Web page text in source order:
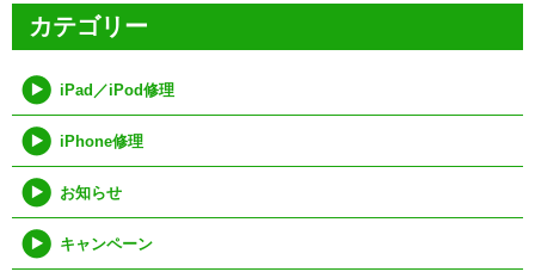
カテゴリー
iPad／iPod修理
iPhone修理
お知らせ
キャンペーン